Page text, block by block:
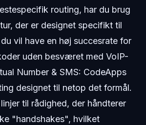
routing, har du brug
der er designet specifikt til
vil have en høj succesrate for
uden besværet med VoIP-
Number & SMS: CodeApps
designet til netop det formål.
til rådighed, der håndterer
"handshakes", hvilket